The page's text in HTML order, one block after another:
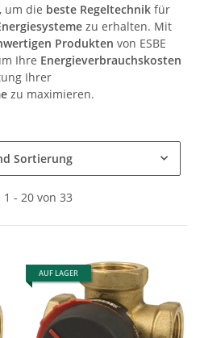
, um die beste Regeltechnik für
zu erhalten. Mit
Produkten von ESBE
Ihre Energieverbrauchskosten
Ihrer
zu maximieren.
Sortierung
- 20 von 33
AUF LAGER